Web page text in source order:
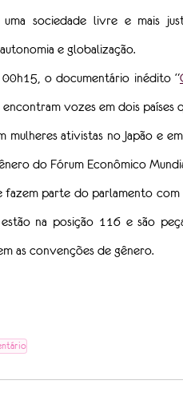
sociedade livre e mais
e globalização.
00h15, o documentário inédito “
encontram vozes em dois
mulheres ativistas no Japão e
do Fórum Econômico
parte do parlamento com
na posição 116 e são
as convenções de gênero.